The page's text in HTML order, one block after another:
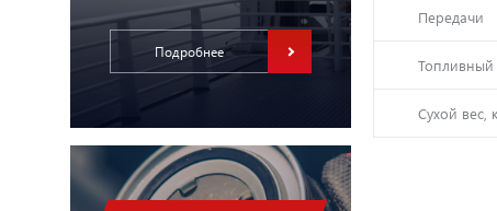
Подробнее
Передачи
Топливный
Сухой вес,